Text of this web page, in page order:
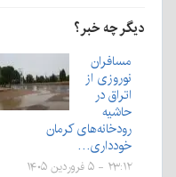
دیگر چه خبر؟
مسافران
نوروزی از
اتراق در
حاشیه
رودخانه‌های کرمان
خودداری…
۲۳:۱۲ - ۵ فروردین ۱۴۰۵